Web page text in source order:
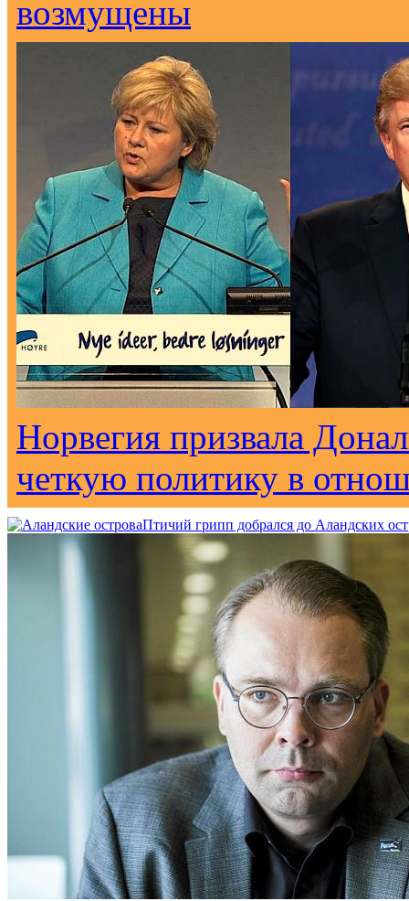
возмущены
Норвегия призвала
четкую политику в
Птичий грипп добрался до Аландских